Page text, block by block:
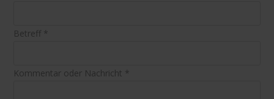
Betreff *
Kommentar oder Nachricht *